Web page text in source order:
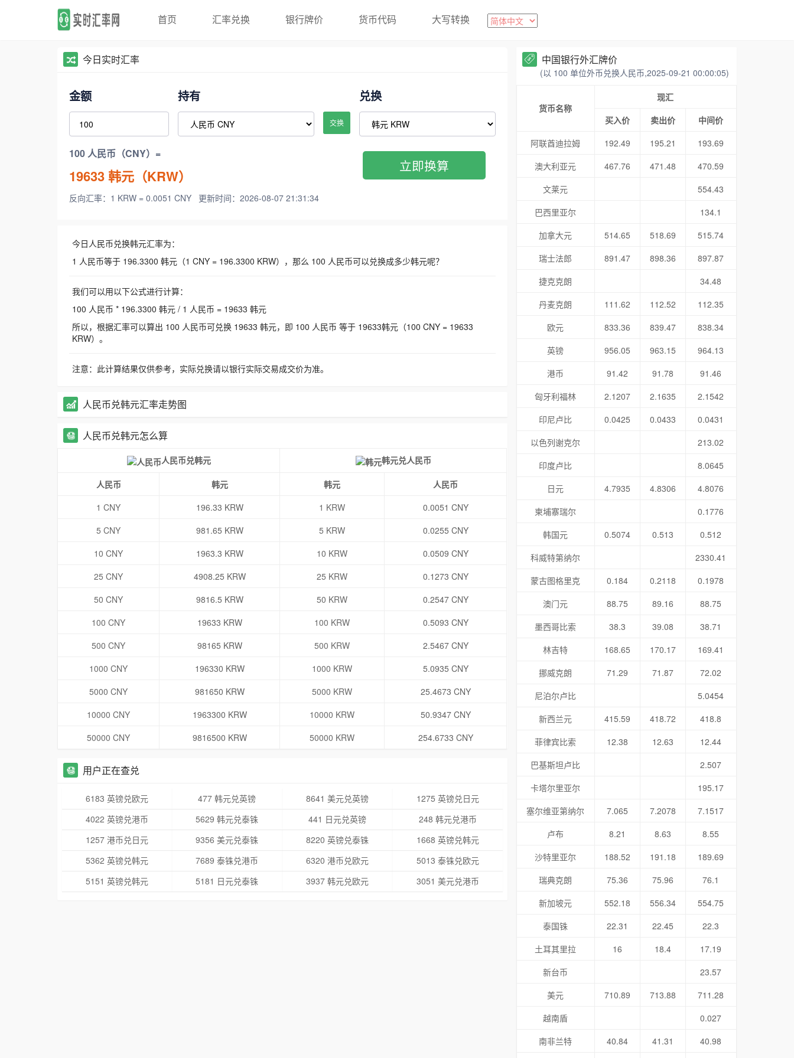
首页 汇率兑换 银行牌价 货币代码 大写转换
今日实时汇率
金额 持有
交换
兑换
100 人民币（CNY）=
19633韩元（KRW）
反向汇率：1 KRW = 0.0051 CNY 更新时间：2026-08-07 21:31:34
立即换算
今日人民币兑换韩元汇率为：
1 人民币等于 196.3300 韩元（1 CNY = 196.3300 KRW），那么 100 人民币可以兑换成多少韩元呢？
我们可以用以下公式进行计算：
100 人民币 * 196.3300 韩元 / 1 人民币 = 19633 韩元
所以，根据汇率可以算出 100 人民币可兑换 19633 韩元，即 100 人民币 等于 19633韩元（100 CNY = 19633
KRW）。
注意：此计算结果仅供参考，实际兑换请以银行实际交易成交价为准。
人民币兑韩元汇率走势图
人民币兑韩元怎么算
人民币兑韩元 韩元兑人民币
人民币 韩元 韩元
人民币
1 CNY
196.33 KRW 1 KRW
0.0051 CNY
5 CNY
981.65 KRW 5 KRW
0.0255 CNY
10 CNY
1963.3 KRW 10 KRW
0.0509 CNY
25 CNY
4908.25 KRW 25 KRW
0.1273 CNY
50 CNY
9816.5 KRW 50 KRW
0.2547 CNY
100 CNY
19633 KRW 100 KRW
0.5093 CNY
500 CNY
98165 KRW 500 KRW
2.5467 CNY
1000 CNY
196330 KRW 1000 KRW
5.0935 CNY
5000 CNY
981650 KRW 5000 KRW
25.4673 CNY
10000 CNY
1963300 KRW 10000 KRW
50.9347 CNY
50000 CNY
9816500 KRW 50000 KRW 254.6733 CNY
用户正在查兑
6183 英镑兑欧元 477 韩元兑英镑 8641 美元兑英镑
1275 英镑兑日元
4022 英镑兑港币
5629 韩元兑泰铢 441 日元兑英镑
248 韩元兑港币
1257 港币兑日元
9356 美元兑泰铢 8220 英镑兑泰铢
1668 英镑兑韩元
5362 英镑兑韩元
7689 泰铢兑港币 6320 港币兑欧元
5013 泰铢兑欧元
5151 英镑兑韩元
5181 日元兑泰铢 3937 韩元兑欧元 3051 美元兑港币
中国银行外汇牌价
(以 100 单位外币兑换人民币,2025-09-21 00:00:05)
货币名称
现汇
买入价
卖出价
中间价
阿联酋迪拉姆
192.49 195.21
193.69
澳大利亚元
467.76 471.48
470.59
文莱元
554.43
巴西里亚尔
134.1
加拿大元
514.65 518.69
515.74
瑞士法郎
891.47 898.36
897.87
捷克克朗
34.48
丹麦克朗
111.62 112.52
112.35
欧元
833.36 839.47
838.34
英镑
956.05 963.15
964.13
港币
91.42 91.78
91.46
匈牙利福林
2.1207 2.1635
2.1542
印尼卢比
0.0425 0.0433
0.0431
以色列谢克尔
213.02
印度卢比
8.0645
日元
4.7935 4.8306
4.8076
柬埔寨瑞尔
0.1776
韩国元
0.5074 0.513
0.512
科威特第纳尔
2330.41
蒙古图格里克
0.184 0.2118
0.1978
澳门元
88.75 89.16
88.75
墨西哥比索
38.3 39.08
38.71
林吉特
168.65 170.17
169.41
挪威克朗
71.29 71.87
72.02
尼泊尔卢比
5.0454
新西兰元
415.59 418.72
418.8
菲律宾比索
12.38 12.63
12.44
巴基斯坦卢比
2.507
卡塔尔里亚尔
195.17
塞尔维亚第纳尔
7.065 7.2078
7.1517
卢布
8.21 8.63
8.55
沙特里亚尔
188.52 191.18
189.69
瑞典克朗
75.36 75.96
76.1
新加坡元
552.18 556.34
554.75
泰国铢
22.31 22.45
22.3
土耳其里拉
16 18.4
17.19
新台币
23.57
美元
710.89 713.88
711.28
越南盾
0.027
南非兰特
40.84 41.31 40.98